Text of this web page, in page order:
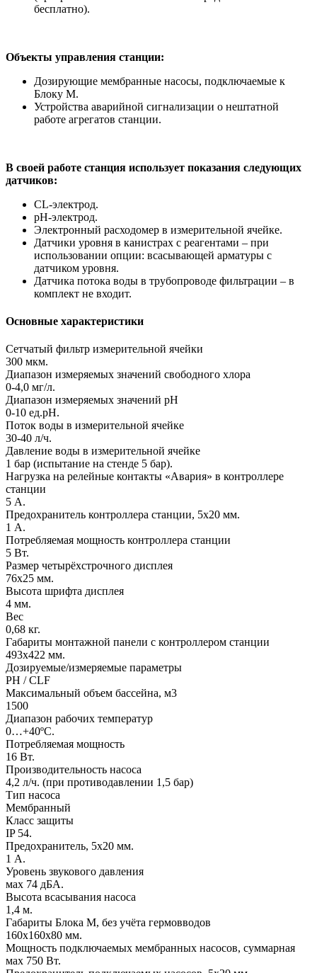
бесплатно).
Объекты управления станции:
Дозирующие мембранные насосы, подключаемые к
Блоку М.
Устройства аварийной сигнализации о нештатной
работе агрегатов станции.
В своей работе станция использует показания следующих
датчиков:
CL-электрод.
рН-электрод.
Электронный расходомер в измерительной ячейке.
Датчики уровня в канистрах с реагентами – при
использовании опции: всасывающей арматуры с
датчиком уровня.
Датчика потока воды в трубопроводе фильтрации – в
комплект не входит.
Основные характеристики
Сетчатый фильтр измерительной ячейки
300 мкм.
Диапазон измеряемых значений свободного хлора
0-4,0 мг/л.
Диапазон измеряемых значений pH
0-10 ед.рН.
Поток воды в измерительной ячейке
30-40 л/ч.
Давление воды в измерительной ячейке
1 бар (испытание на стенде 5 бар).
Нагрузка на релейные контакты «Авария» в контроллере
станции
5 А.
Предохранитель контроллера станции, 5х20 мм.
1 А.
Потребляемая мощность контроллера станции
5 Вт.
Размер четырёхстрочного дисплея
76х25 мм.
Высота шрифта дисплея
4 мм.
Вес
0,68 кг.
Габариты монтажной панели с контроллером станции
493х422 мм.
Дозируемые/измеряемые параметры
PH / CLF
Максимальный объем бассейна, м3
1500
Диапазон рабочих температур
0…+40ºС.
Потребляемая мощность
16 Вт.
Производительность насоса
4,2 л/ч. (при противодавлении 1,5 бар)
Тип насоса
Мембранный
Класс защиты
IP 54.
Предохранитель, 5х20 мм.
1 А.
Уровень звукового давления
мах 74 дБА.
Высота всасывания насоса
1,4 м.
Габариты Блока М, без учёта гермовводов
160х160х80 мм.
Мощность подключаемых мембранных насосов, суммарная
мах 750 Вт.